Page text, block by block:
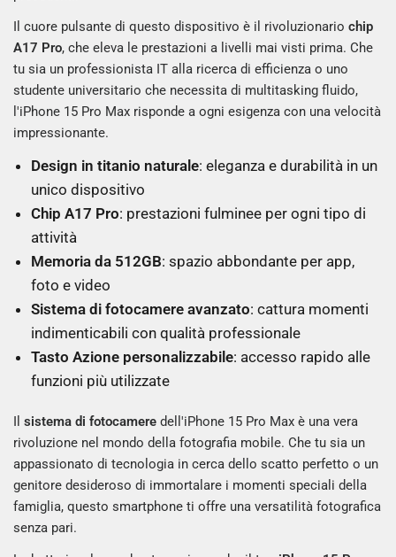
Il cuore pulsante di questo dispositivo è il rivoluzionariochip
A17 Pro, che eleva le prestazioni a livelli mai visti prima. Che
tu sia un professionista IT alla ricerca di efficienza o uno
studente universitario che necessita di multitasking fluido,
l'iPhone 15 Pro Max risponde a ogni esigenza con una velocità
impressionante.
Design in titanio naturale: eleganza e durabilità in un
unico dispositivo
Chip A17 Pro: prestazioni fulminee per ogni tipo di
attività
Memoria da 512GB: spazio abbondante per app,
foto e video
Sistema di fotocamere avanzato: cattura momenti
indimenticabili con qualità professionale
Tasto Azione personalizzabile: accesso rapido alle
funzioni più utilizzate
Ilsistema di fotocamere dell'iPhone 15 Pro Max è una vera
rivoluzione nel mondo della fotografia mobile. Che tu sia un
appassionato di tecnologia in cerca dello scatto perfetto o un
genitore desideroso di immortalare i momenti speciali della
famiglia, questo smartphone ti offre una versatilità fotografica
senza pari.